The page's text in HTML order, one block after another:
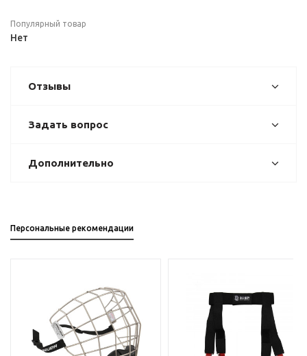
Популярный товар
Нет
Отзывы
Задать вопрос
Дополнительно
Персональные рекомендации